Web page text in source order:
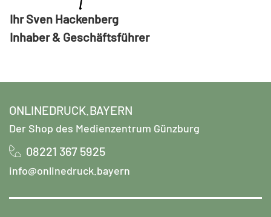
Ihr Sven Hackenberg
Inhaber & Geschäftsführer
ONLINEDRUCK.BAYERN
Der Shop des Medienzentrum Günzburg
08221 367 5925
info@onlinedruck.bayern